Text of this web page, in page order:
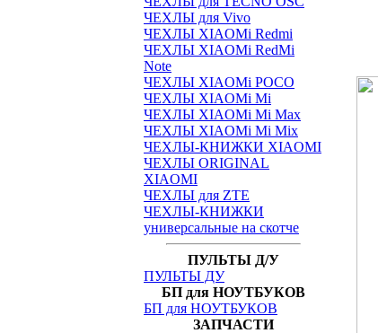
ЧЕХЛЫ для Vivo
ЧЕХЛЫ XIAOMi Redmi
ЧЕХЛЫ XIAOMi RedMi
Note
ЧЕХЛЫ XIAOMi POCO
ЧЕХЛЫ XIAOMi Mi
ЧЕХЛЫ XIAOMi Mi Max
ЧЕХЛЫ XIAOMi Mi Mix
ЧЕХЛЫ-КНИЖКИ XIAOMI
ЧЕХЛЫ ORIGINAL
XIAOMI
ЧЕХЛЫ для ZTE
ЧЕХЛЫ-КНИЖКИ
универсальные на скотче
ПУЛЬТЫ Д/У
ПУЛЬТЫ ДУ
БП для НОУТБУКОВ
БП для НОУТБУКОВ
ЗАПЧАСТИ